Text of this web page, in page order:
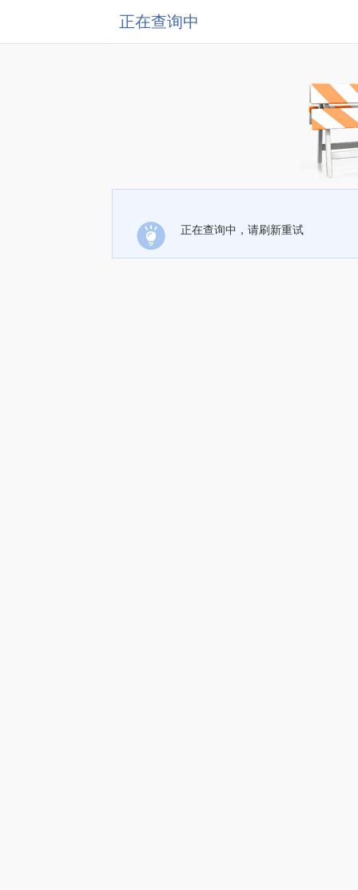
正在查询中
正在查询中，请刷新重试